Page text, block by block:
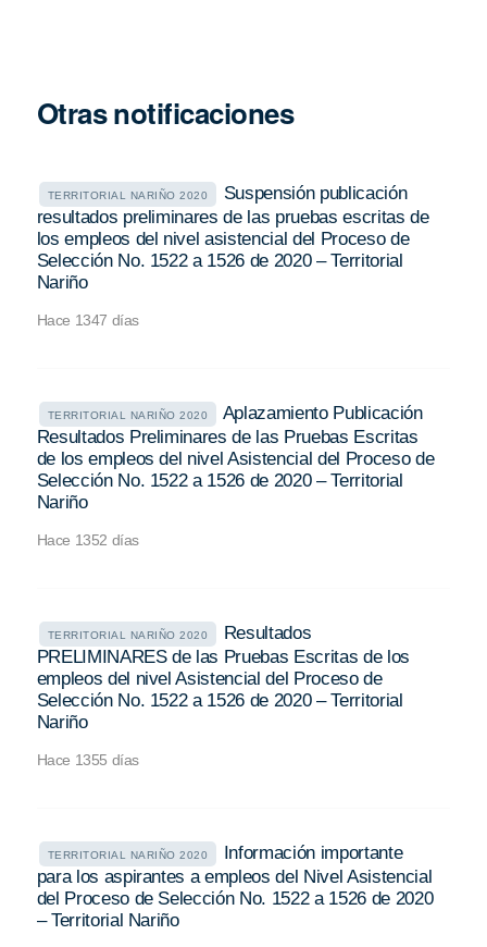
Otras notificaciones
TERRITORIAL NARIÑO 2020
Suspensión publicación
resultados preliminares de las pruebas escritas de
los empleos del nivel asistencial del Proceso de
Selección No. 1522 a 1526 de 2020 – Territorial
Nariño
Hace 1347 días
TERRITORIAL NARIÑO 2020
Aplazamiento Publicación
Resultados Preliminares de las Pruebas Escritas
de los empleos del nivel Asistencial del Proceso de
Selección No. 1522 a 1526 de 2020 – Territorial
Nariño
Hace 1352 días
TERRITORIAL NARIÑO 2020
Resultados
PRELIMINARES de las Pruebas Escritas de los
empleos del nivel Asistencial del Proceso de
Selección No. 1522 a 1526 de 2020 – Territorial
Nariño
Hace 1355 días
TERRITORIAL NARIÑO 2020
Información importante
para los aspirantes a empleos del Nivel Asistencial
del Proceso de Selección No. 1522 a 1526 de 2020
– Territorial Nariño